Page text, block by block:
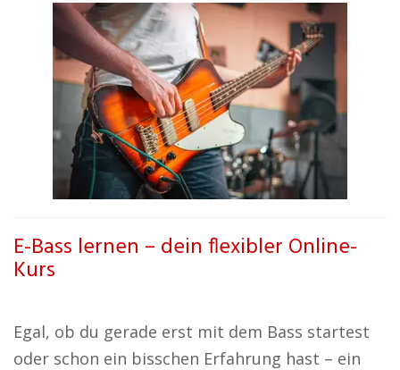
E-Bass lernen – dein flexibler Online-
Kurs
Egal, ob du gerade erst mit dem Bass startest
oder schon ein bisschen Erfahrung hast – ein